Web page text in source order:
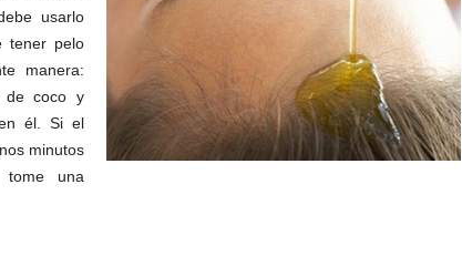
usarlo
tener pelo
manera:
de coco y
él. Si el
minutos
una